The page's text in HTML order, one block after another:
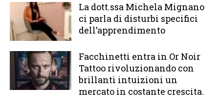
La dott.ssa Michela Mignano
ci parla di disturbi specifici
dell’apprendimento
Facchinetti entra in Or Noir
Tattoo rivoluzionando con
brillanti intuizioni un
mercato in costante crescita.